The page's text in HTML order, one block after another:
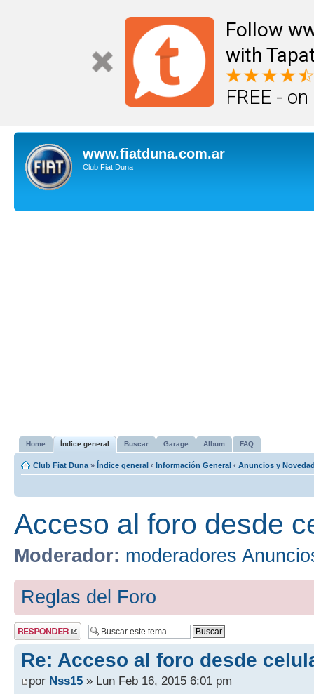
Follow
with
FREE -
www.fiatduna.com.ar
Club Fiat Duna
Home Índice general Buscar Garage Album FAQ
Club Fiat Duna » Índice general ‹ Información General ‹ Anuncios y
Acceso al foro desde
Moderador: moderadores
Reglas del Foro
Publicar una
respuesta
Re: Acceso al foro desde
por Nss15 » Lun Feb 16, 2015 6:01 pm